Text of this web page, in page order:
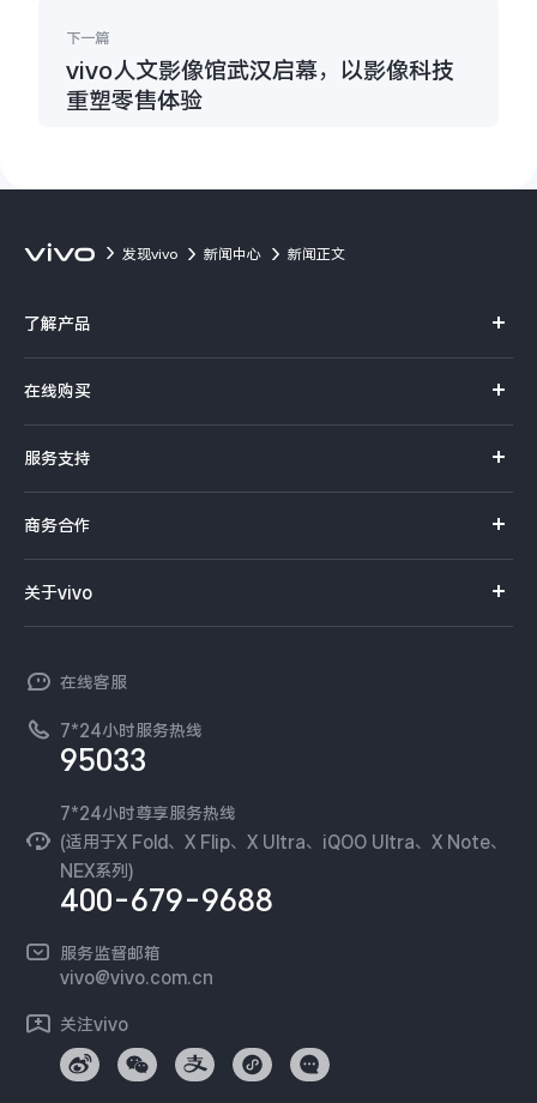
下一篇
vivo人文影像馆武汉启幕，以影像科技
重塑零售体验
发现vivo 新闻中心 新闻正文
了解产品
Y系列
iQOO手机
NEX系列
在线购买
选购配件
订单查询
服务支持
查找手机
环保回收
安全公告
服务隐私政策
Log还原LUTs下载
vivo 办公套件
商务合作
vivo 企业业务
廉正合规
国补营业执照
无线电发射设备销售备案
关于vivo
工作机会
新闻资讯
可持续发展
vivo 蔡司影像
开发者社区
在线客服
7*24小时服务热线
95033
7*24小时尊享服务热线
(适用于X Fold、X Flip、X Ultra、iQOO Ultra、X Note、
NEX系列)
400-679-9688
服务监督邮箱
vivo@vivo.com.cn
关注vivo